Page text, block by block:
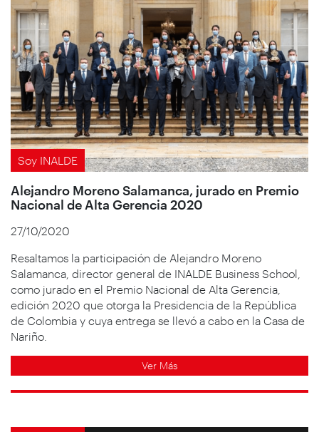
Soy INALDE
Alejandro Moreno Salamanca, jurado en Premio
Nacional de Alta Gerencia 2020
27/10/2020
Resaltamos la participación de Alejandro Moreno
Salamanca, director general de INALDE Business School,
como jurado en el Premio Nacional de Alta Gerencia,
edición 2020 que otorga la Presidencia de la República
de Colombia y cuya entrega se llevó a cabo en la Casa de
Nariño.
Ver Más